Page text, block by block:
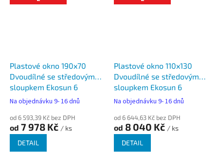
Plastové okno 190x70
Dvoudílné se středovým
sloupkem Ekosun 6
Na objednávku 9- 16 dnů
od 6 593,39 Kč bez DPH
od 7 978 Kč / ks
DETAIL
Plastové okno 110x130
Dvoudílné se středovým
sloupkem Ekosun 6
Na objednávku 9- 16 dnů
od 6 644,63 Kč bez DPH
od 8 040 Kč / ks
DETAIL